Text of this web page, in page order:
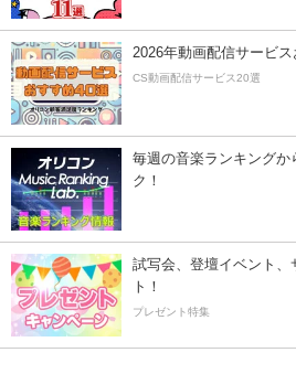
2026年動画配信サービス
CS動画配信サービス20選
毎週の音楽ランキングか
ク！
試写会、登壇イベント
ト！
プレゼント特集